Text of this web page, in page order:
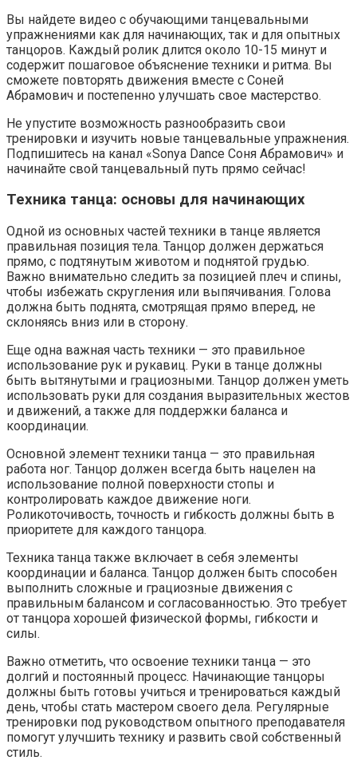
Вы найдете видео с обучающими танцевальными
упражнениями как для начинающих, так и для опытных
танцоров. Каждый ролик длится около 10-15 минут и
содержит пошаговое объяснение техники и ритма. Вы
сможете повторять движения вместе с Соней
Абрамович и постепенно улучшать свое мастерство.
Не упустите возможность разнообразить свои
тренировки и изучить новые танцевальные упражнения.
Подпишитесь на канал «Sonya Dance Соня Абрамович» и
начинайте свой танцевальный путь прямо сейчас!
Техника танца: основы для начинающих
Одной из основных частей техники в танце является
правильная позиция тела. Танцор должен держаться
прямо, с подтянутым животом и поднятой грудью.
Важно внимательно следить за позицией плеч и спины,
чтобы избежать скругления или выпячивания. Голова
должна быть поднята, смотрящая прямо вперед, не
склоняясь вниз или в сторону.
Еще одна важная часть техники — это правильное
использование рук и рукавиц. Руки в танце должны
быть вытянутыми и грациозными. Танцор должен уметь
использовать руки для создания выразительных жестов
и движений, а также для поддержки баланса и
координации.
Основной элемент техники танца — это правильная
работа ног. Танцор должен всегда быть нацелен на
использование полной поверхности стопы и
контролировать каждое движение ноги.
Роликоточивость, точность и гибкость должны быть в
приоритете для каждого танцора.
Техника танца также включает в себя элементы
координации и баланса. Танцор должен быть способен
выполнить сложные и грациозные движения с
правильным балансом и согласованностью. Это требует
от танцора хорошей физической формы, гибкости и
силы.
Важно отметить, что освоение техники танца — это
долгий и постоянный процесс. Начинающие танцоры
должны быть готовы учиться и тренироваться каждый
день, чтобы стать мастером своего дела. Регулярные
тренировки под руководством опытного преподавателя
помогут улучшить технику и развить свой собственный
стиль.